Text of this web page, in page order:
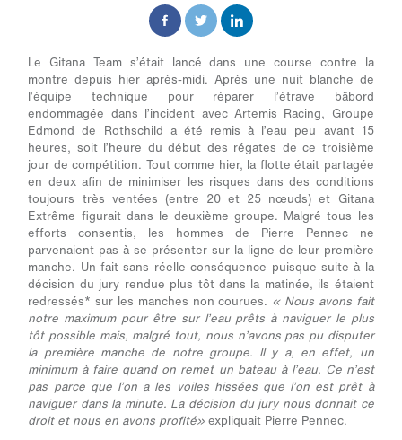
Le Gitana Team s’était lancé dans une course contre la
montre depuis hier après-midi. Après une nuit blanche de
l’équipe technique pour réparer l’étrave bâbord
endommagée dans l’incident avec Artemis Racing, Groupe
Edmond de Rothschild a été remis à l’eau peu avant 15
heures, soit l’heure du début des régates de ce troisième
jour de compétition. Tout comme hier, la flotte était partagée
en deux afin de minimiser les risques dans des conditions
toujours très ventées (entre 20 et 25 nœuds) et Gitana
Extrême figurait dans le deuxième groupe. Malgré tous les
efforts consentis, les hommes de Pierre Pennec ne
parvenaient pas à se présenter sur la ligne de leur première
manche. Un fait sans réelle conséquence puisque suite à la
décision du jury rendue plus tôt dans la matinée, ils étaient
redressés* sur les manches non courues. « Nous avons fait
notre maximum pour être sur l’eau prêts à naviguer le plus
tôt possible mais, malgré tout, nous n’avons pas pu disputer
la première manche de notre groupe. Il y a, en effet, un
minimum à faire quand on remet un bateau à l’eau. Ce n’est
pas parce que l’on a les voiles hissées que l’on est prêt à
naviguer dans la minute. La décision du jury nous donnait ce
droit et nous en avons profité» expliquait Pierre Pennec.